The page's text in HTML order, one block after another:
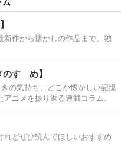
新作から懐かしの作品まで、独
すゝめ】
の気持ち、どこか懐かしい記憶
ニメを振り返る連載コラム。
れどぜひ読んでほしいおすすめ